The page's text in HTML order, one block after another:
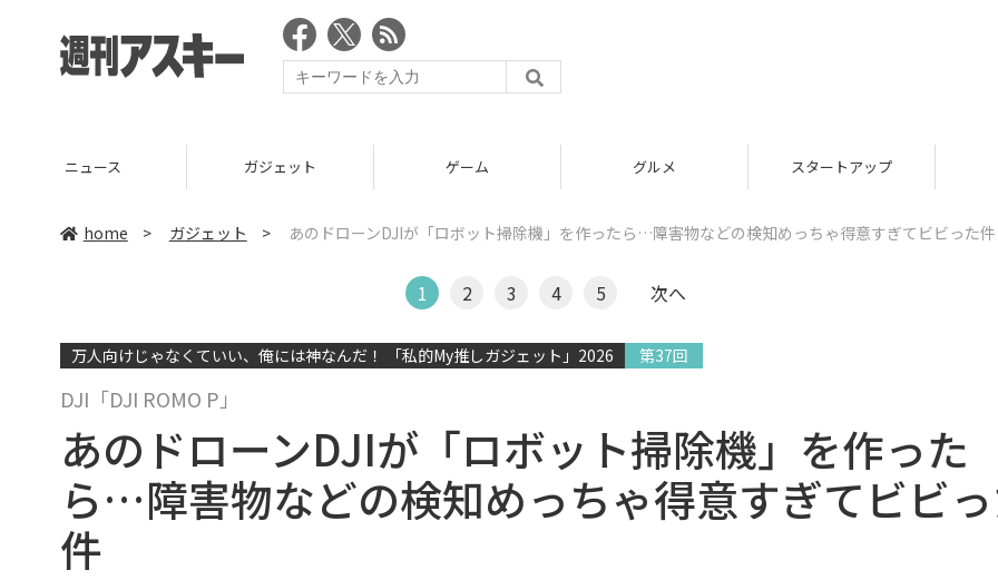
ニュース ガジェット ゲーム グルメ スタートアップ
home > ガジェット > あのドローンDJIが「ロボット掃除機」を作ったら…障害物などの検知めっちゃ得意すぎてビビった件
1 2 3 4 5 次へ
万人向けじゃなくていい、俺には神なんだ！ 「私的My推しガジェット」2026 第37回
DJI「DJI ROMO P」
あのドローンDJIが「ロボット掃除機」を作った
ら…障害物などの検知めっちゃ得意すぎてビビ
件